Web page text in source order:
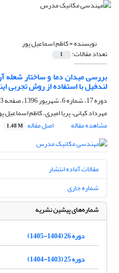
نویسنده =کاظم اسماعیل پور
تعداد مقالات: 1
بررسی میدان دما و ساختار شعله
لندفیل با استفاده از روش تجربی
دوره 17، شماره 6، شهریور 1396، صفحه
مهرداد کیانی، پریا امیری، کاظم اسماعیل
مشاهده مقاله
اصل مقاله 1.48 M
مقالات آماده انتشار
شماره جاری
شماره‌های پیشین نشریه
دوره 26 (1404-1405)
دوره 25 (1403-1404)